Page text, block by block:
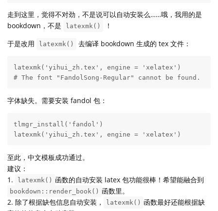
走到这里，觉得不对劲，不是说可以自动安装么……哦，我用的是
bookdown，不是
latexmk()
！
于是改用
latexmk() 去编译 bookdown 生成的 tex 文件：
latexmk('yihui_zh.tex', engine = 'xelatex')
# The font "FandolSong-Regular" cannot be found.
字体缺失。需要安装 fandol 包：
tlmgr_install('fandol')
latexmk('yihui_zh.tex', engine = 'xelatex')
至此，中文模板成功通过。
建议：
1.
latexmk() 函数的自动安装 latex 包功能很棒！希望能融合到
bookdown::render_book() 函数里。
2. 除了根据缺包信息自动安装，
latexmk() 函数最好还能根据缺